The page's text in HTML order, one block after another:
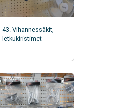
43. Vihannessäkit,
letkukiristimet